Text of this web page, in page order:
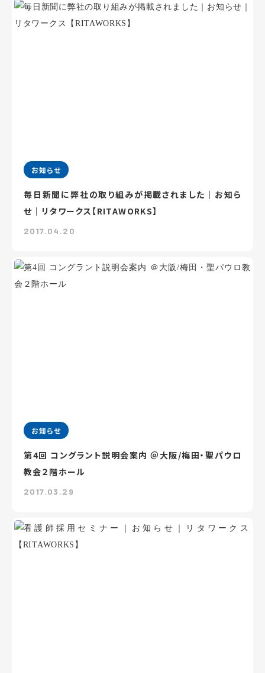
お知らせ
毎日新聞に弊社の取り組みが掲載されました｜お知ら
せ｜リタワークス【RITAWORKS】
2017.04.20
お知らせ
第4回 コングラント説明会案内 ＠大阪/梅田・聖パウロ
教会２階ホール
2017.03.29